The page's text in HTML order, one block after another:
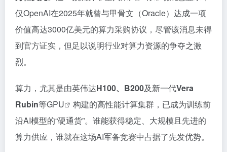
仅OpenAI在2025年就曾与甲骨文（Oracle）达成一项
价值高达3000亿美元的算力采购协议，尽管该消息未得
到官方证实，但足以说明行业对算力资源的争夺之激
烈。
算力，尤其是由英伟达H100、B200及新一代Vera
Rubin等GPU
构建的高性能计算集群，已成为训练前
沿AI模型的“硬通货”。谁能获得稳定、大规模且先进的
算力供应，谁就在这场AI军备竞赛中占据了先发优势。